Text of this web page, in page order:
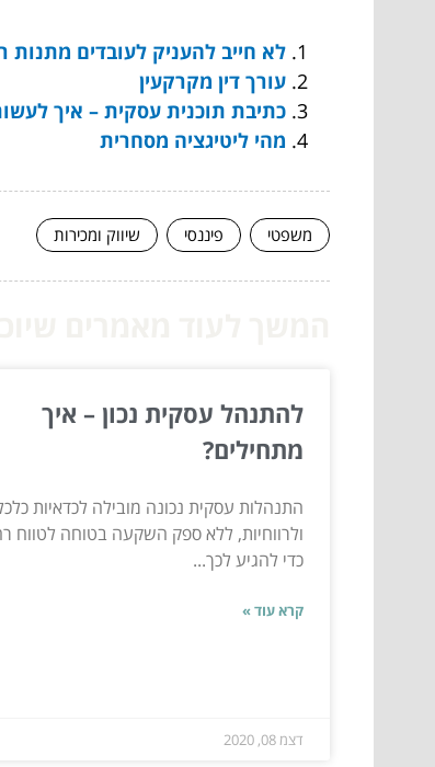
לא חייב להעניק לעובדים מתנות רק בחגים – 5 מוצרי פרסום
עורך דין מקרקעין
כתיבת תוכנית עסקית – איך
מהי ליטיגציה מסחרית
משפטי פיננסי שיווק ומכירות
להתנהל עסקית נכון – איך
מתחילים?
התנהלות עסקית נכונה מובילה לכדאיות
ולרווחיות, ללא ספק השקעה בטוחה לטווח
כדי להגיע לכך...
קרא עוד »
דצמ 08, 2020